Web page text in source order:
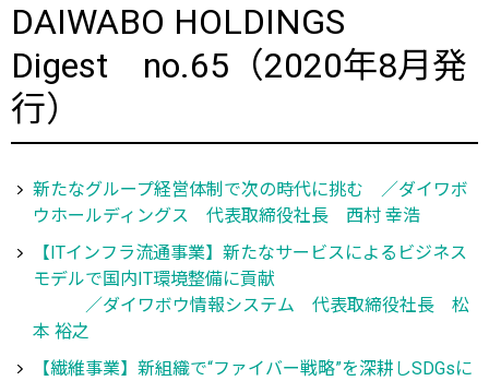
DAIWABO HOLDINGS
Digest no.65（2020年8月発
行）
新たなグループ経営体制で次の時代に挑む ／ダイワボ
ウホールディングス 代表取締役社長 西村 幸浩
【ITインフラ流通事業】新たなサービスによるビジネス
モデルで国内IT環境整備に貢献
／ダイワボウ情報システム 代表取締役社長 松
本 裕之
【繊維事業】新組織で“ファイバー戦略”を深耕しSDGsに